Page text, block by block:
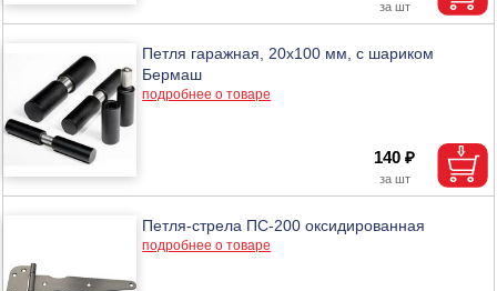
Петля гаражная, 20х100 мм, с шариком
Бермаш
подробнее о товаре
140 ₽
Петля-стрела ПС-200 оксидированная
подробнее о товаре